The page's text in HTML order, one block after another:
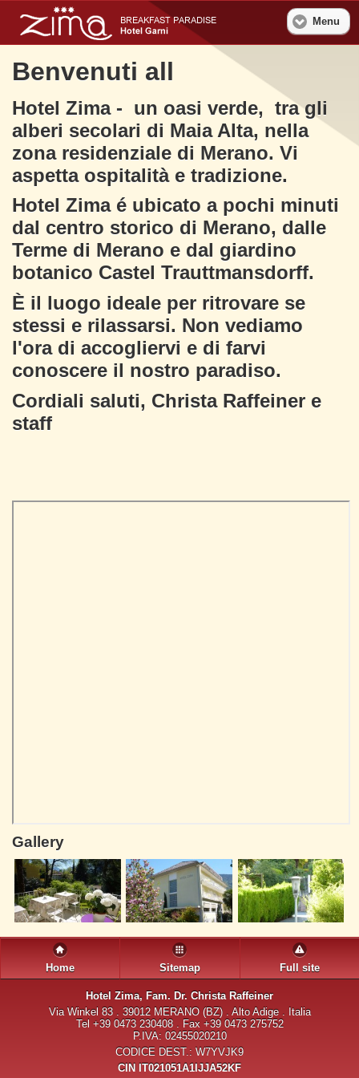
Menu
Benvenuti all
Hotel Zima - un oasi verde, tra gli
alberi secolari di Maia Alta, nella
zona residenziale di Merano. Vi
aspetta ospitalità e tradizione.
Hotel Zima é ubicato a pochi minuti
dal centro storico di Merano, dalle
Terme di Merano e dal giardino
botanico Castel Trauttmansdorff.
È il luogo ideale per ritrovare se
stessi e rilassarsi. Non vediamo
l'ora di accogliervi e di farvi
conoscere il nostro paradiso.
Cordiali saluti, Christa Raffeiner e
staff
Gallery
Home Sitemap Full site
Hotel Zima, Fam. Dr. Christa Raffeiner
Via Winkel 83 . 39012 MERANO (BZ) . Alto Adige . Italia
Tel +39 0473 230408 . Fax +39 0473 275752
P.IVA: 02455020210
CODICE DEST.: W7YVJK9
CIN IT021051A1IJJA52KF